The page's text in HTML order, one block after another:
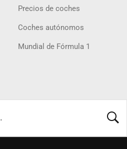
Precios de coches
Coches autónomos
Mundial de Fórmula 1